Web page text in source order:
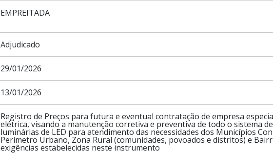
EMPREITADA
Adjudicado
29/01/2026
13/01/2026
Registro de Preços para futura e eventual contratação de empresa
elétrica, visando a manutenção corretiva e preventiva de todo o sistema
luminárias de LED para atendimento das necessidades dos Municípios
Perímetro Urbano, Zona Rural (comunidades, povoados e distritos) e
exigências estabelecidas neste instrumento